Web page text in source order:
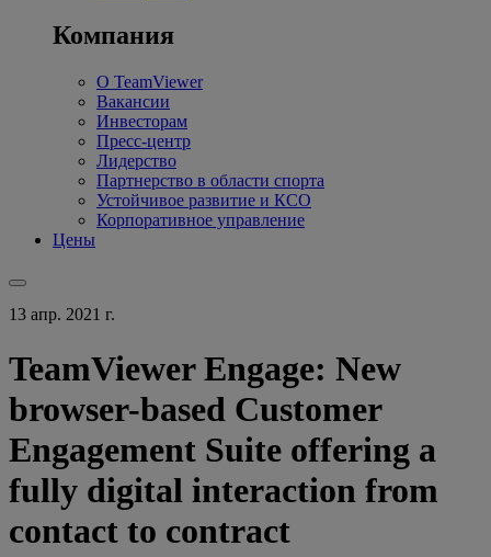
Компания
О TeamViewer
Вакансии
Инвесторам
Пресс-центр
Лидерство
Партнерство в области спорта
Устойчивое развитие и КСО
Корпоративное управление
Цены
13 апр. 2021 г.
TeamViewer Engage: New
browser-based Customer
Engagement Suite offering a
fully digital interaction from
contact to contract